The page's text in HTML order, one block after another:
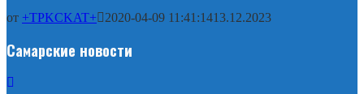
от +TPKCKAT+ 2020-04-09 11:41:1413.12.2023
Самарские новости